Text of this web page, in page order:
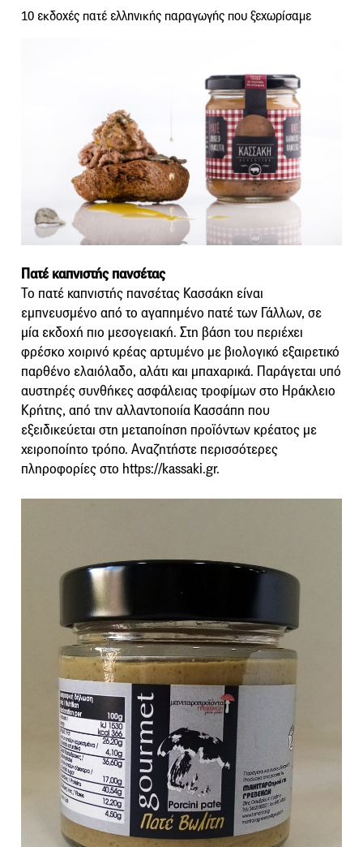
10 εκδοχές πατέ ελληνικής παραγωγής που ξεχωρίσαμε
Πατέ καπνιστής πανσέτας
Το πατέ καπνιστής πανσέτας Κασσάκη είναι
εμπνευσμένο από το αγαπημένο πατέ των Γάλλων, σε
μία εκδοχή πιο μεσογειακή. Στη βάση του περιέχει
φρέσκο χοιρινό κρέας αρτυμένο με βιολογικό εξαιρετικό
παρθένο ελαιόλαδο, αλάτι και μπαχαρικά. Παράγεται υπό
αυστηρές συνθήκες ασφάλειας τροφίμων στο Ηράκλειο
Κρήτης, από την αλλαντοποιία Κασσάπη που
εξειδικεύεται στη μεταποίηση προϊόντων κρέατος με
χειροποίητο τρόπο. Αναζητήστε περισσότερες
πληροφορίες στο https://kassaki.gr.